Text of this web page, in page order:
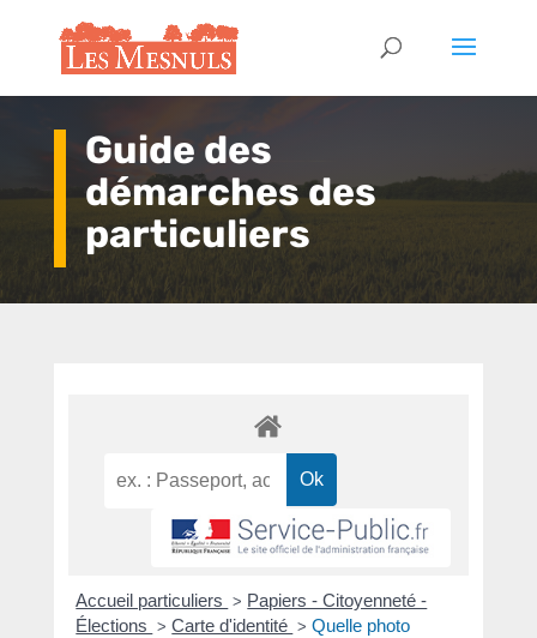
Guide des
démarches des
particuliers
Accueil particuliers > Papiers - Citoyenneté -
Élections > Carte d'identité > Quelle photo